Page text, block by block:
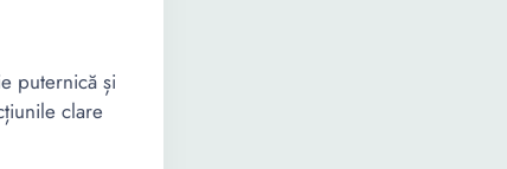
puternică și
clare